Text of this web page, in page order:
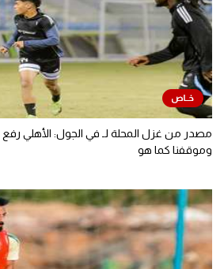
مصدر من غزل المحلة لـ في الجول: الأهلي
وموقفنا كما هو